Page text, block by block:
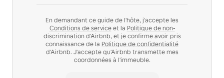
En demandant ce guide de l'hôte, j'accepte les
Conditions de serviceet la Politique de non-
discrimination d'Airbnb, et je confirme avoir pris
connaissance de la Politique de confidentialité
d'Airbnb. J'accepte qu'Airbnb transmette mes
coordonnées à l'immeuble.